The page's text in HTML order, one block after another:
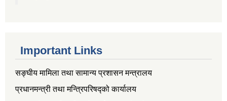
Important Links
सङ्‍घीय मामिला तथा सामान्य प्रशासन मन्त्रालय
प्रधानमन्त्री तथा मन्त्रिपरिषद्को कार्यालय